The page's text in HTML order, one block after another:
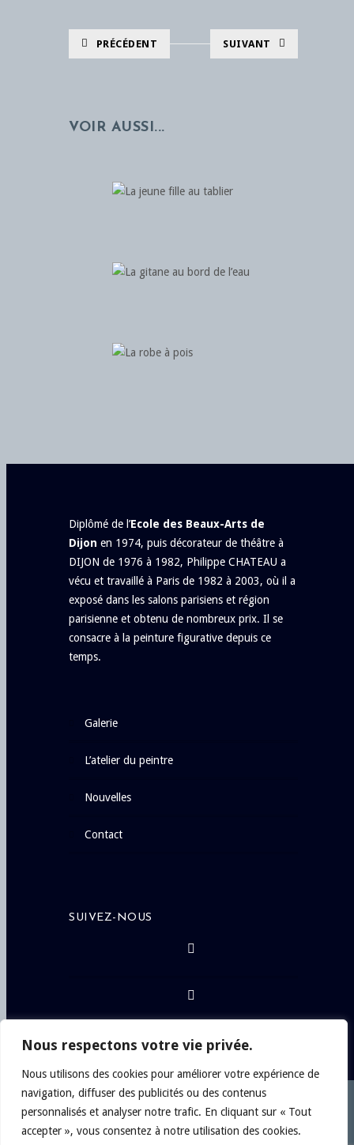
Nous respectons votre vie privée.
Nous utilisons des cookies pour améliorer votre expérience de
navigation, diffuser des publicités ou des contenus
personnalisés et analyser notre trafic. En cliquant sur « Tout
accepter », vous consentez à notre utilisation des cookies.
PRÉCÉDENT SUIVANT
VOIR AUSSI...
Diplômé de l’Ecole des Beaux-Arts de
Dijon en 1974, puis décorateur de théâtre à
DIJON de 1976 à 1982, Philippe CHATEAU a
vécu et travaillé à Paris de 1982 à 2003, où il a
exposé dans les salons parisiens et région
parisienne et obtenu de nombreux prix. Il se
consacre à la peinture figurative depuis ce
temps.
galerie
l’atelier du peintre
nouvelles
contact
SUIVEZ-NOUS
Copyright © 2024Philippe Chateau, Artiste-
Peintre. Tous droits réservés